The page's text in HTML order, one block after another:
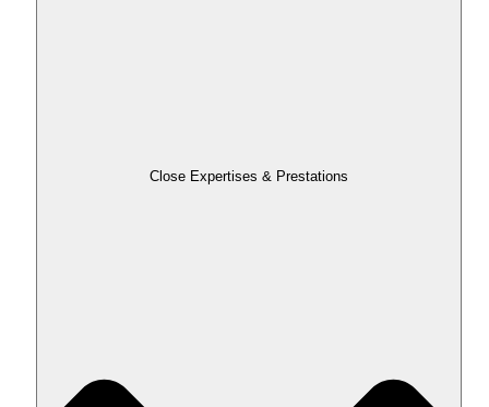
Close Expertises & Prestations